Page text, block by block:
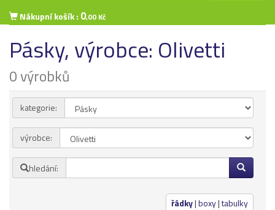
Nákupní košík : 0,00 Kč
Přihlášení zákazníka
Přihlásit se
Nová registrace Ztráta hesla
Pásky, výrobce: Olivetti
0 výrobků
kategorie:
výrobce:
hledání:
řádky|boxy|tabulky